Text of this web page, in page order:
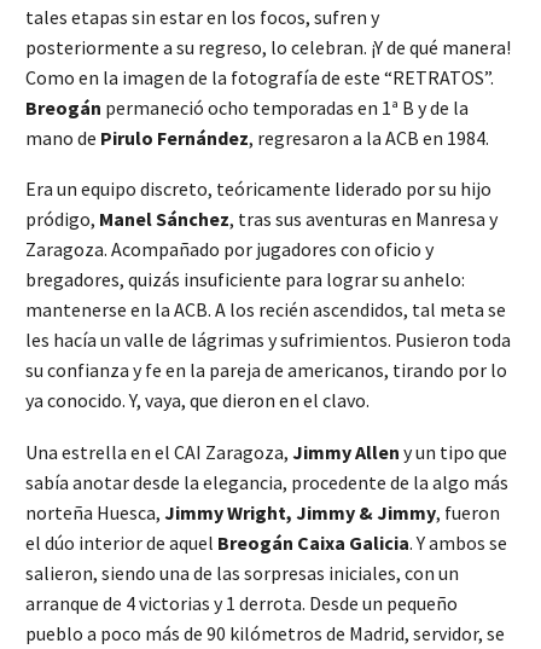
tales etapas sin estar en los focos, sufren y
posteriormente a su regreso, lo celebran. ¡Y de qué manera!
Como en la imagen de la fotografía de este “RETRATOS”.
Breogán permaneció ocho temporadas en 1ª B y de la
mano de Pirulo Fernández, regresaron a la ACB en 1984.
Era un equipo discreto, teóricamente liderado por su hijo
pródigo, Manel Sánchez, tras sus aventuras en Manresa y
Zaragoza. Acompañado por jugadores con oficio y
bregadores, quizás insuficiente para lograr su anhelo:
mantenerse en la ACB. A los recién ascendidos, tal meta se
les hacía un valle de lágrimas y sufrimientos. Pusieron toda
su confianza y fe en la pareja de americanos, tirando por lo
ya conocido. Y, vaya, que dieron en el clavo.
Una estrella en el CAI Zaragoza, Jimmy Allen y un tipo que
sabía anotar desde la elegancia, procedente de la algo más
norteña Huesca, Jimmy Wright, Jimmy & Jimmy, fueron
el dúo interior de aquel Breogán Caixa Galicia. Y ambos se
salieron, siendo una de las sorpresas iniciales, con un
arranque de 4 victorias y 1 derrota. Desde un pequeño
pueblo a poco más de 90 kilómetros de Madrid, servidor, se